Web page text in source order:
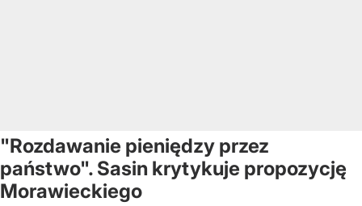
"Rozdawanie pieniędzy przez
państwo". Sasin krytykuje propozycję
Morawieckiego